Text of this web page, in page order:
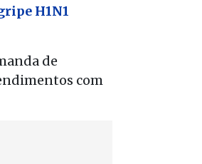
H1N1
de
com